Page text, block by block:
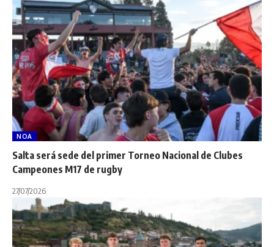
NOA
Salta será sede del primer Torneo Nacional de Clubes
Campeones M17 de rugby
27/07/2026